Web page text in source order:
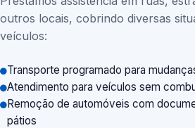
outros locais, cobrindo diversas
veículos:
Transporte programado para
Atendimento para veículos sem
Remoção de automóveis com
pátios